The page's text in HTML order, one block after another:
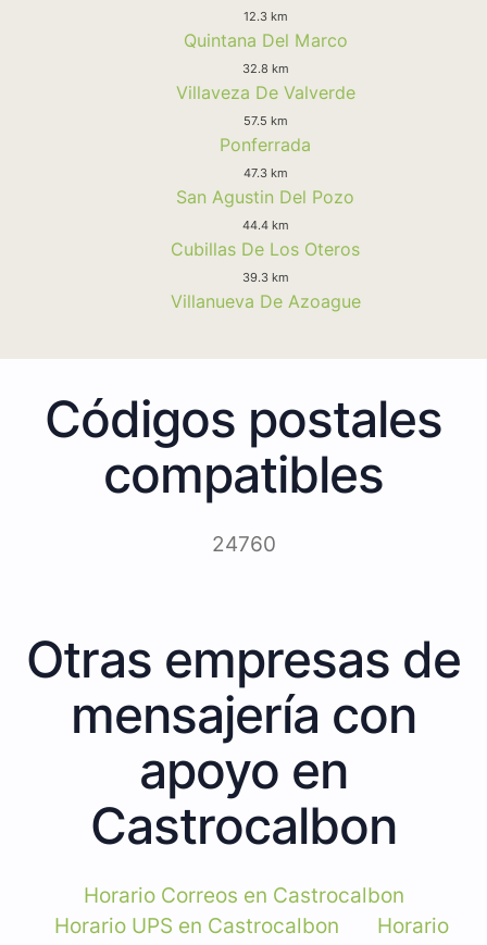
12.3 km
Quintana Del Marco
32.8 km
Villaveza De Valverde
57.5 km
Ponferrada
47.3 km
San Agustin Del Pozo
44.4 km
Cubillas De Los Oteros
39.3 km
Villanueva De Azoague
Códigos postales
compatibles
24760
Otras empresas de
mensajería con
apoyo en
Castrocalbon
Horario Correos en Castrocalbon
Horario UPS en Castrocalbon
Horario